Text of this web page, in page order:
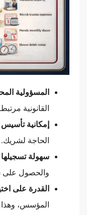
المسؤولية
القانونية
إمكانية
الحاجة لشريك.
سهولة
والحصول
القدرة على
المؤسس، وهذا